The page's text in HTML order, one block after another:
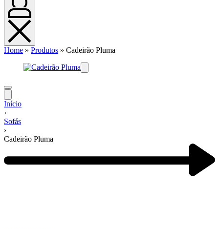
Home » Produtos » Cadeirão Pluma
Início
›
Sofás
›
Cadeirão Pluma
de
produtos